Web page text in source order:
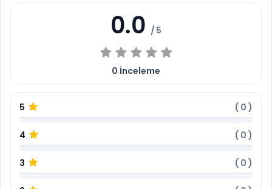
0.0 / 5
0 İnceleme
5 ( 0 )
4 ( 0 )
3 ( 0 )